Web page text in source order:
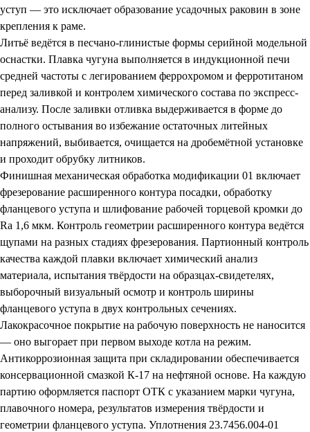
уступ — это исключает образование усадочных раковин в зоне
крепления к раме.
Литьё ведётся в песчано-глинистые формы серийной модельной
оснастки. Плавка чугуна выполняется в индукционной печи
средней частоты с легированием феррохромом и ферротитаном
перед заливкой и контролем химического состава по экспресс-
анализу. После заливки отливка выдерживается в форме до
полного остывания во избежание остаточных литейных
напряжений, выбивается, очищается на дробемётной установке
и проходит обрубку литников.
Финишная механическая обработка модификации 01 включает
фрезерование расширенного контура посадки, обработку
фланцевого уступа и шлифование рабочей торцевой кромки до
Ra 1,6 мкм. Контроль геометрии расширенного контура ведётся
щупами на разных стадиях фрезерования. Партионный контроль
качества каждой плавки включает химический анализ
материала, испытания твёрдости на образцах-свидетелях,
выборочный визуальный осмотр и контроль ширины
фланцевого уступа в двух контрольных сечениях.
Лакокрасочное покрытие на рабочую поверхность не наносится
— оно выгорает при первом выходе котла на режим.
Антикоррозионная защита при складировании обеспечивается
консервационной смазкой К-17 на нефтяной основе. На каждую
партию оформляется паспорт ОТК с указанием марки чугуна,
плавочного номера, результатов измерения твёрдости и
геометрии фланцевого уступа. Уплотнения 23.7456.004-01